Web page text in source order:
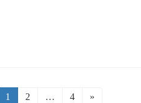
固
1
固
2 …
固
4 »